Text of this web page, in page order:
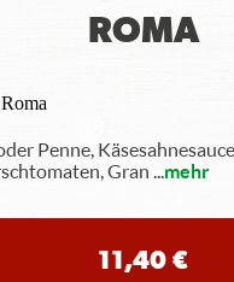
ROMA
Penne,
Gran ...mehr
11,40 €